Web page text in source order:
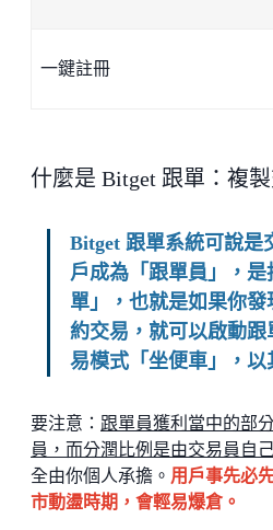
一鍵註冊
什麼是 Bitget 跟單：複
Bitget 跟單系統可說是
戶成為「跟單員」，
單」，也就是如果你
約交易，就可以啟動
易模式「坐便車」，
要注意： 跟單員獲利當中的部
員，而分潤比例是由交易員自
全由你個人承擔。 用戶事先必
市動盪時期，會輕易爆倉。